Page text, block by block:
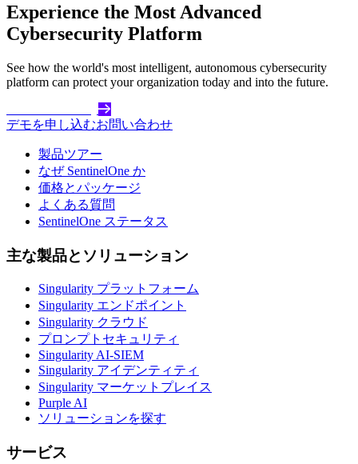
Experience the Most Advanced
Cybersecurity Platform
See how the world's most intelligent, autonomous cybersecurity
platform can protect your organization today and into the future.
デモを申し込むお問い合わせ
製品ツアー
なぜ SentinelOne か
価格とパッケージ
よくある質問
SentinelOne ステータス
主な製品とソリューション
Singularity プラットフォーム
Singularity エンドポイント
Singularity クラウド
プロンプトセキュリティ
Singularity AI-SIEM
Singularity アイデンティティ
Singularity マーケットプレイス
Purple AI
ソリューションを探す
サービス